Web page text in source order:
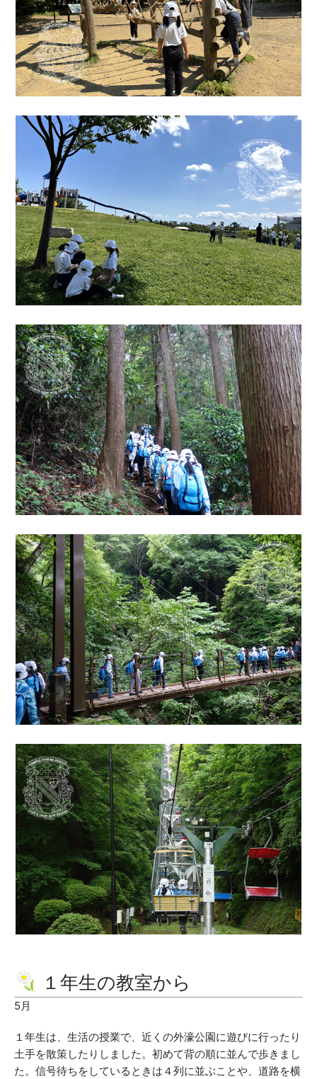
１年生の教室から
5月
１年生は、生活の授業で、近くの外濠公園に遊びに行ったり
土手を散策したりしました。初めて背の順に並んで歩きまし
た。信号待ちをしているときは４列に並ぶことや、道路を横